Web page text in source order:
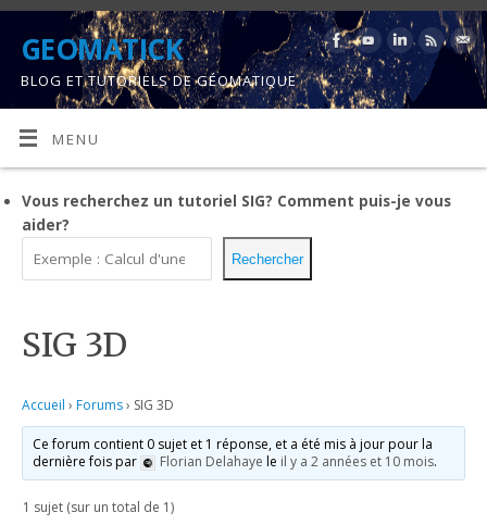
GEOMATICK
BLOG ET TUTORIELS DE GÉOMATIQUE
MENU
Vous recherchez un tutoriel SIG? Comment puis-je vous
aider?
Rechercher
SIG 3D
Accueil › Forums› SIG 3D
Ce forum contient 0 sujet et 1 réponse, et a été mis à jour pour la
dernière fois par
Florian Delahaye le il y a 2 années et 10 mois.
1 sujet (sur un total de 1)